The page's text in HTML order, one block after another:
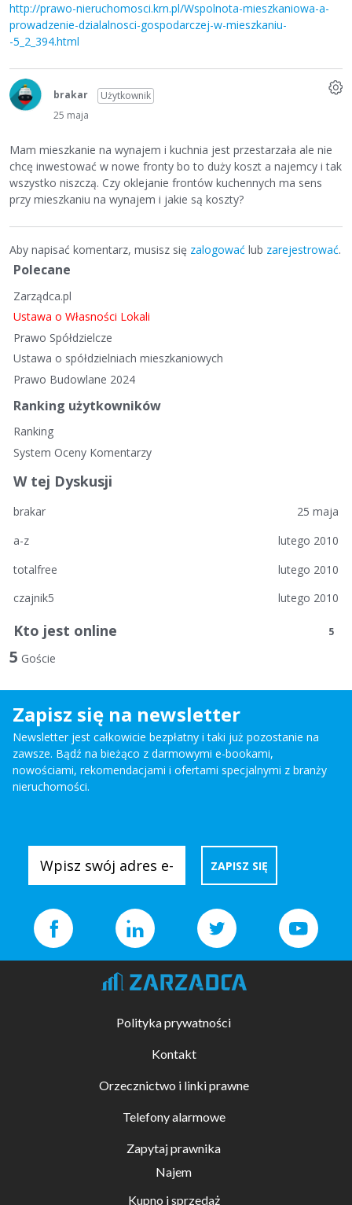
http://prawo-nieruchomosci.krn.pl/Wspolnota-mieszkaniowa-a-
prowadzenie-dzialalnosci-gospodarczej-w-mieszkaniu-
-5_2_394.html
brakar
Użytkownik
25 maja
Mam mieszkanie na wynajem i kuchnia jest przestarzała ale nie
chcę inwestować w nowe fronty bo to duży koszt a najemcy i tak
wszystko niszczą. Czy oklejanie frontów kuchennych ma sens
przy mieszkaniu na wynajem i jakie są koszty?
Aby napisać komentarz, musisz się zalogować lub zarejestrować.
S
y
b
k
k
Polecane
Zarządca.pl
Ustawa o Własności Lokali
Prawo Spółdzielcze
Ustawa o spółdzielniach mieszkaniowych
Prawo Budowlane 2024
Ranking użytkowników
Ranking
System Oceny Komentarzy
W tej Dyskusji
25 maja
brakar
lutego 2010
a-z
lutego 2010
totalfree
lutego 2010
czajnik5
Kto jest online 5
5 Goście
Zapisz się na newsletter
Newsletter jest całkowicie bezpłatny i taki już pozostanie na
zawsze. Bądź na bieżąco z darmowymi e-bookami,
nowościami, rekomendacjami i ofertami specjalnymi z branży
nieruchomości.
Polityka prywatności
Kontakt
Orzecznictwo i linki prawne
Telefony alarmowe
Zapytaj prawnika
Najem
Kupno i sprzedaż